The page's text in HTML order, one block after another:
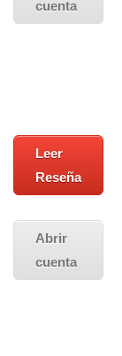
cuenta
Leer
Reseña
Abrir
cuenta